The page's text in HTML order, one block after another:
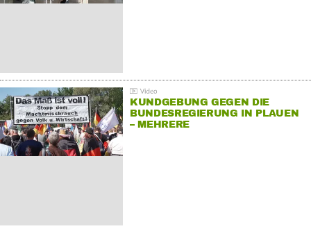
KUNDGEBUNG GEGEN DIE
BUNDESREGIERUNG IN PLAUEN
– MEHRERE